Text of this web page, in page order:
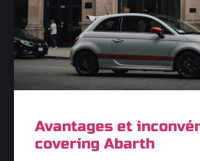
Avantages et
covering Abarth